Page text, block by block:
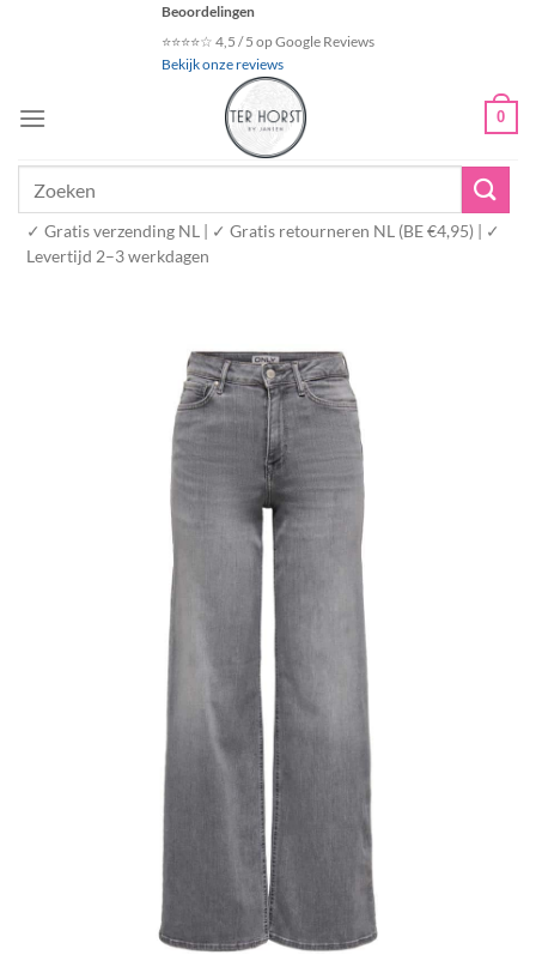
Beoordelingen
⭐⭐⭐⭐☆ 4,5 / 5 op Google Reviews
Bekijk onze reviews
0
✓ Gratis verzending NL | ✓ Gratis retourneren NL (BE €4,95) | ✓
Levertijd 2–3 werkdagen